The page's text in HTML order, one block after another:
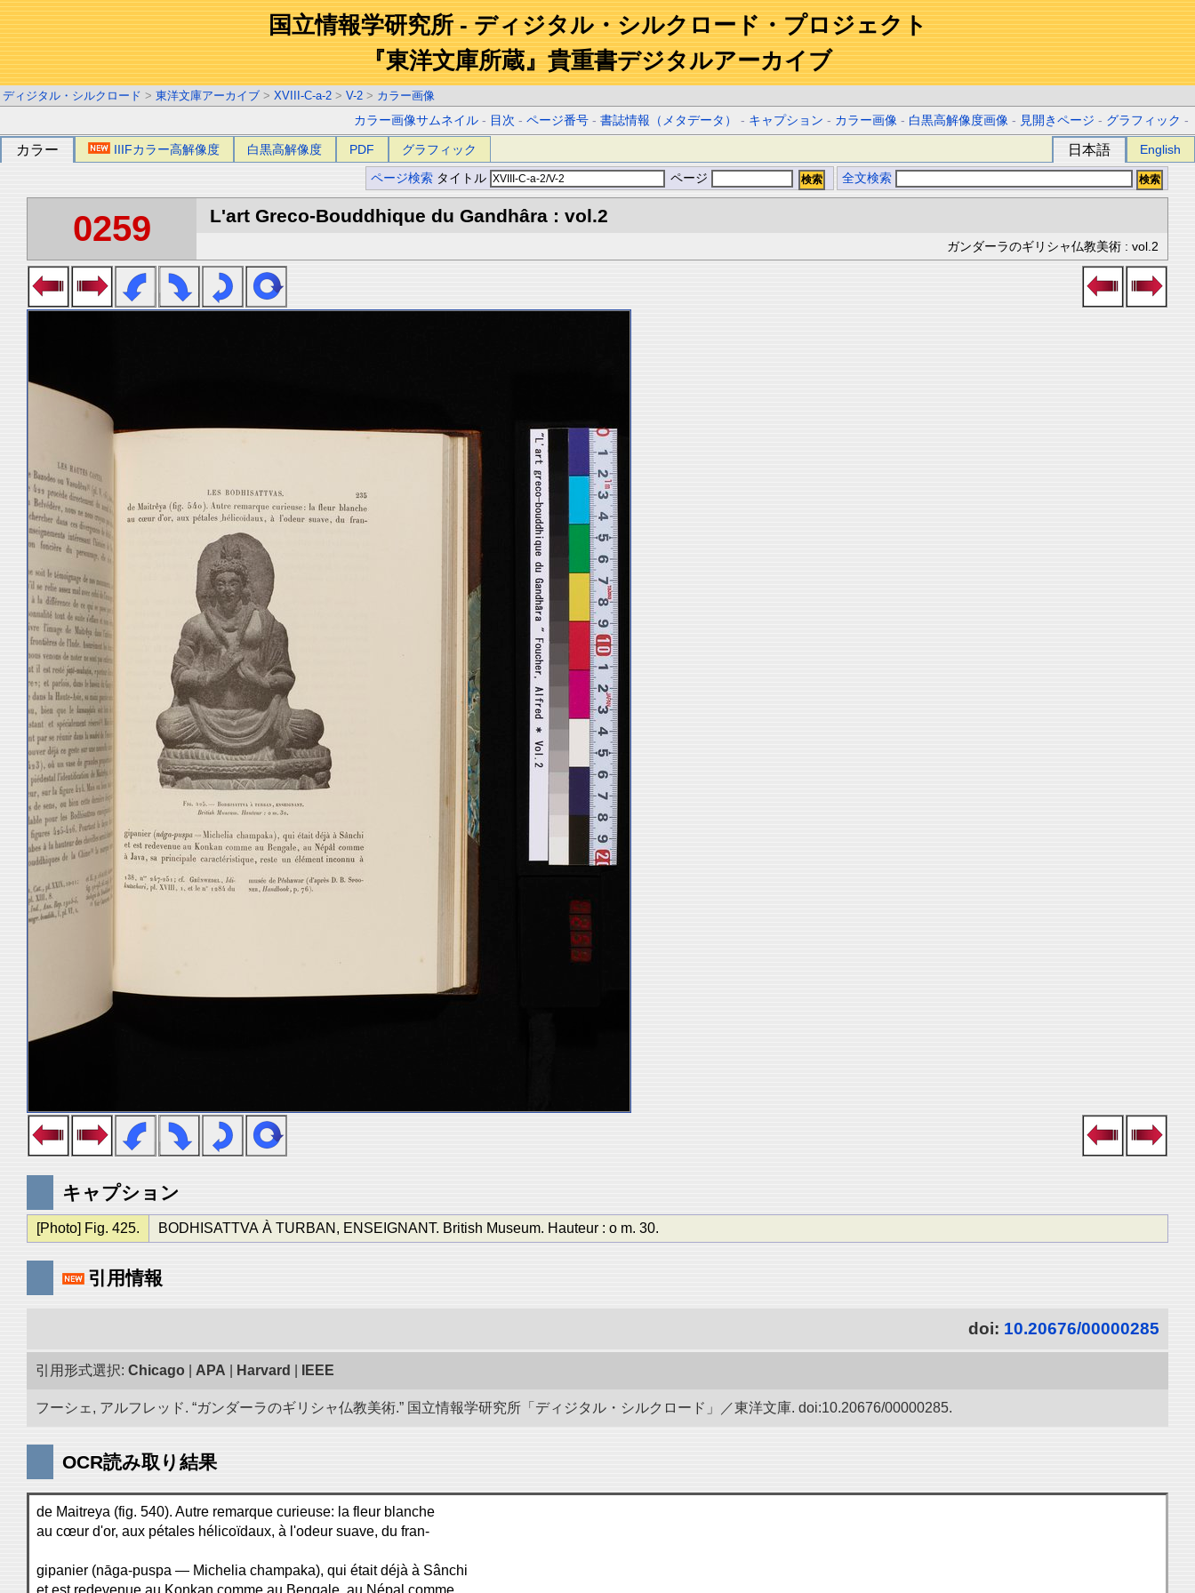
国立情報学研究所 - ディジタル・シルクロード・プロジェクト
『東洋文庫所蔵』貴重書デジタルアーカイブ
ディジタル・シルクロード > 東洋文庫アーカイブ > XVIII-C-a-2 > V-2 > カラー画像
カラー画像サムネイル - 目次 -ページ番号 -書誌情報（メタデータ） - キャプション - カラー画像 - 白黒高解像度画像 - 見開きページ - グラフィック -
カラー IIIFカラー高解像度 白黒高解像度 PDF グラフィック 日本語 English
ページ検索 タイトル ページ 全文検索
0259 L'art Greco-Bouddhique du Gandhâra : vol.2
ガンダーラのギリシャ仏教美術 : vol.2
キャプション
[Photo] Fig. 425. BODHISATTVA À TURBAN, ENSEIGNANT. British Museum. Hauteur : o m. 30.
引用情報
doi: 10.20676/00000285
引用形式選択: Chicago APA Harvard IEEE
フーシェ, アルフレッド. “ガンダーラのギリシャ仏教美術.” 国立情報学研究所「ディジタル・シルクロード」／東洋文庫. doi:10.20676/00000285.
OCR読み取り結果
de Maitreya (fig. 540). Autre remarque curieuse: la fleur blanche
au cœur d'or, aux pétales hélicoïdaux, à l'odeur suave, du fran-
gipanier (nāga-puspa — Michelia champaka), qui était déjà à Sânchi
et est redevenue au Konkan comme au Bengale, au Népal comme